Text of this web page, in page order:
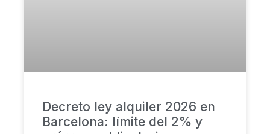
Decreto ley alquiler 2026 en
Barcelona: límite del 2% y